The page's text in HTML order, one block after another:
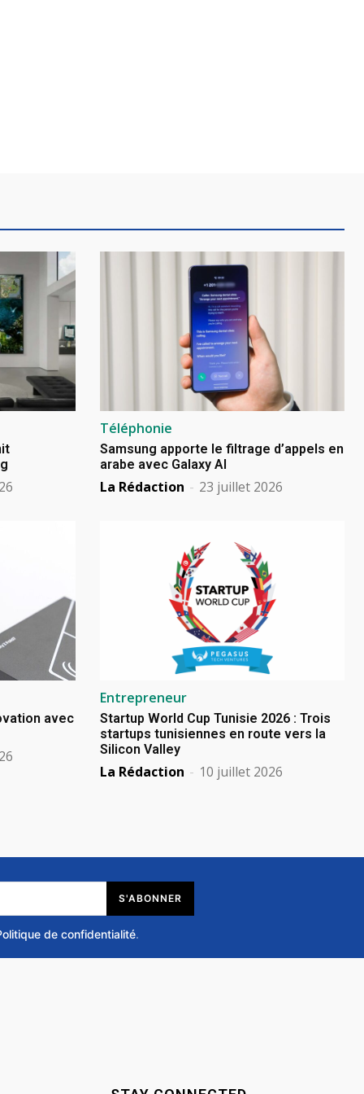
Téléphonie
Samsung apporte le filtrage d’appels en
arabe avec Galaxy AI
La Rédaction - 23 juillet 2026
avec
Entrepreneur
Startup World Cup Tunisie 2026 : Trois
startups tunisiennes en route vers la
Silicon Valley
La Rédaction - 10 juillet 2026
S'ABONNER
de confidentialité.